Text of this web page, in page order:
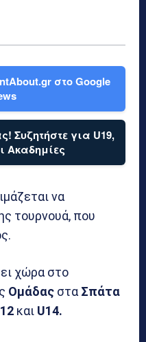
στο Google
Συζητήστε για U19,
Ακαδημίες
να
τουρνουά, που
χώρα στο
Ομάδας στα Σπάτα
και U14.